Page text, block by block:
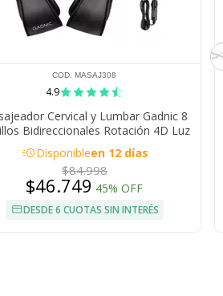
COD. MASAJ308
4.9
Cervical y Lumbar Gadnic 8
Bidireccionales Rotación 4D Luz
Infrarroja Velocidad Variable
acuteDisponibleen 12 días
$84.998
$46.749 45% OFF
DESDE 6 CUOTAS SIN INTERÉS